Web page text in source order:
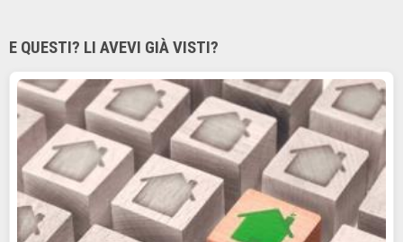
E QUESTI? LI AVEVI GIÀ VISTI?